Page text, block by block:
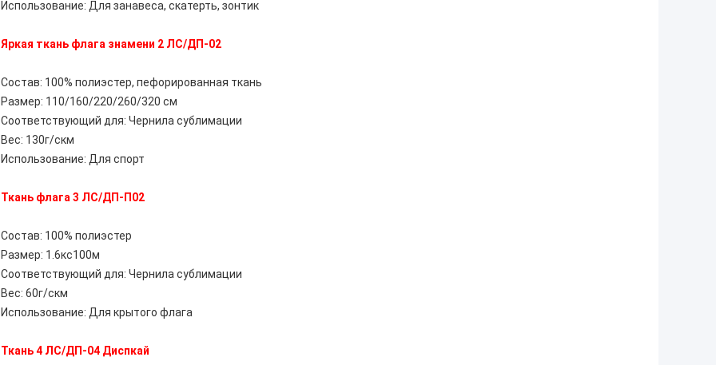
Использование: Для занавеса, скатерть, зонтик
Яркая ткань флага знамени 2 ЛС/ДП-02
Состав: 100% полиэстер, пефорированная ткань
Размер: 110/160/220/260/320 см
Соответствующий для: Чернила сублимации
Вес: 130г/скм
Использование: Для спорт
Ткань флага 3 ЛС/ДП-П02
Состав: 100% полиэстер
Размер: 1.6кс100м
Соответствующий для: Чернила сублимации
Вес: 60г/скм
Использование: Для крытого флага
Ткань 4 ЛС/ДП-04 Диспкай